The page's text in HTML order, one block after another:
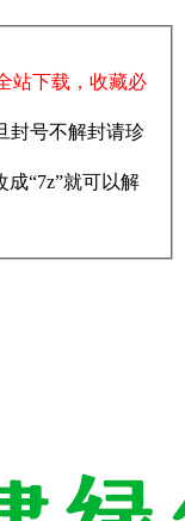
站下载，收藏必
封号不解封请珍
成“7z”就可以解